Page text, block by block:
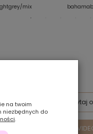
mix
Zapytaj
na twoim
niezbędnych do
.